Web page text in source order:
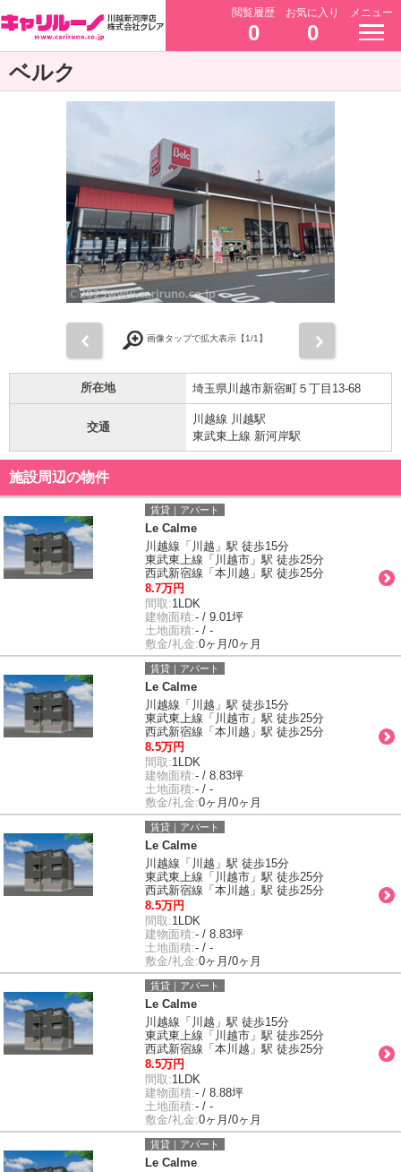
閲覧履歴
0
お気に入り
0
メニュー
ベルク
画像タップで拡大表示【1/1】
所在地 埼玉県川越市新宿町５丁目13-68
交通
川越線 川越駅
東武東上線 新河岸駅
施設周辺の物件
賃貸｜アパート
Le Calme
川越線「川越」駅 徒歩15分
東武東上線「川越市」駅 徒歩25分
西武新宿線「本川越」駅 徒歩25分
8.7万円
間取:1LDK
建物面積:- / 9.01坪
土地面積:- / -
敷金/礼金:0ヶ月/0ヶ月
賃貸｜アパート
Le Calme
川越線「川越」駅 徒歩15分
東武東上線「川越市」駅 徒歩25分
西武新宿線「本川越」駅 徒歩25分
8.5万円
間取:1LDK
建物面積:- / 8.83坪
土地面積:- / -
敷金/礼金:0ヶ月/0ヶ月
賃貸｜アパート
Le Calme
川越線「川越」駅 徒歩15分
東武東上線「川越市」駅 徒歩25分
西武新宿線「本川越」駅 徒歩25分
8.5万円
間取:1LDK
建物面積:- / 8.83坪
土地面積:- / -
敷金/礼金:0ヶ月/0ヶ月
賃貸｜アパート
Le Calme
川越線「川越」駅 徒歩15分
東武東上線「川越市」駅 徒歩25分
西武新宿線「本川越」駅 徒歩25分
8.5万円
間取:1LDK
建物面積:- / 8.88坪
土地面積:- / -
敷金/礼金:0ヶ月/0ヶ月
賃貸｜アパート
Le Calme